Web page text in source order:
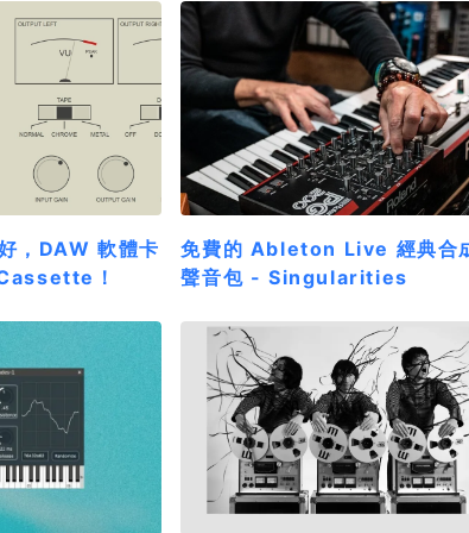
，DAW 軟體卡
！
免費的 Ableton Live 經典合
聲音包 - Singularities